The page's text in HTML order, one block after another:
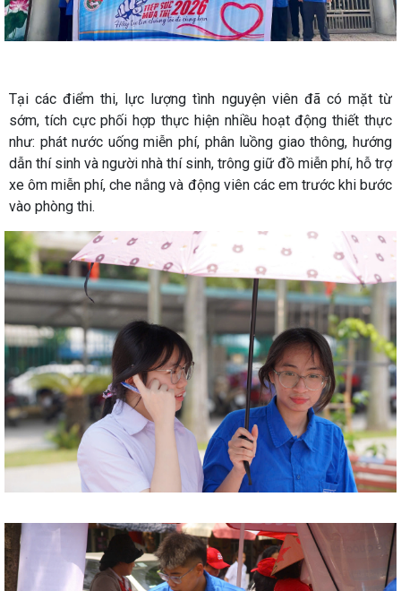
Tại các điểm thi, lực lượng tình nguyện viên đã có mặt từ
sớm, tích cực phối hợp thực hiện nhiều hoạt động thiết thực
như: phát nước uống miễn phí, phân luồng giao thông, hướng
dẫn thí sinh và người nhà thí sinh, trông giữ đồ miễn phí, hỗ trợ
xe ôm miễn phí, che nắng và động viên các em trước khi bước
vào phòng thi.